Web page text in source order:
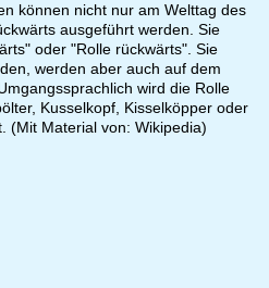
können nicht nur am Welttag des
ausgeführt werden. Sie
oder "Rolle rückwärts". Sie
werden aber auch auf dem
wird die Rolle
Kusselkopf, Kisselköpper oder
(Mit Material von: Wikipedia)